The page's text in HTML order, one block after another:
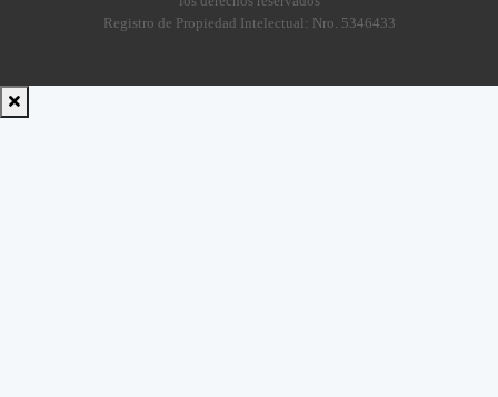
Registro de Propiedad Intelectual: Nro. 5346433